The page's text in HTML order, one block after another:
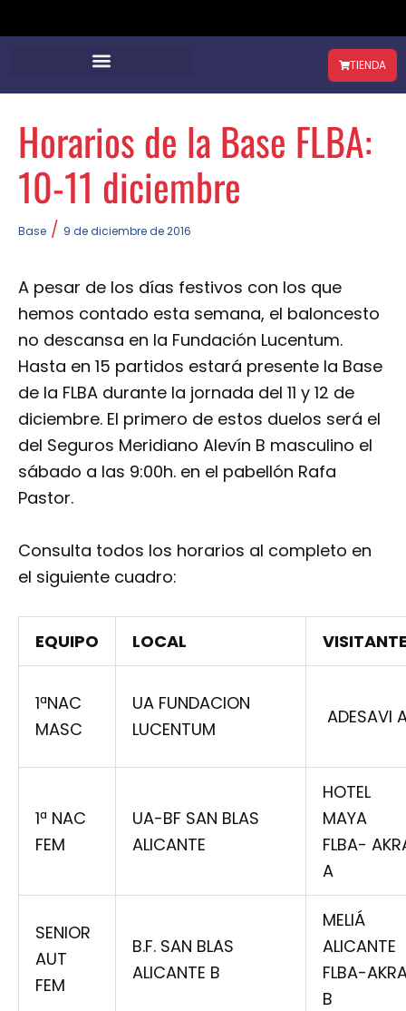
TIENDA
Horarios de la Base FLBA:
10-11 diciembre
Base / 9 de diciembre de 2016
A pesar de los días festivos con los que
hemos contado esta semana, el baloncesto
no descansa en la Fundación Lucentum.
Hasta en 15 partidos estará presente la Base
de la FLBA durante la jornada del 11 y 12 de
diciembre. El primero de estos duelos será el
del Seguros Meridiano Alevín B masculino el
sábado a las 9:00h. en el pabellón Rafa
Pastor.
Consulta todos los horarios al completo en
el siguiente cuadro:
EQUIPO LOCAL
1ªNAC
MASC
UA FUNDACION
LUCENTUM
ADESAVI
1ª NAC
FEM
UA-BF SAN BLAS
ALICANTE
HOTEL
MAYA
FLBA-
A
SENIOR
AUT
FEM
B.F. SAN BLAS
ALICANTE B
MELIÁ
ALICANTE
FLBA-
B